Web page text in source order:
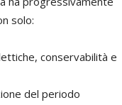
solo:
conservabilità e
del periodo